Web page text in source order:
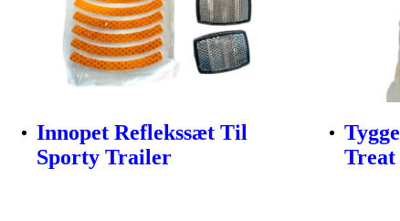
Innopet Reflekssæt Til
Sporty Trailer
Treat